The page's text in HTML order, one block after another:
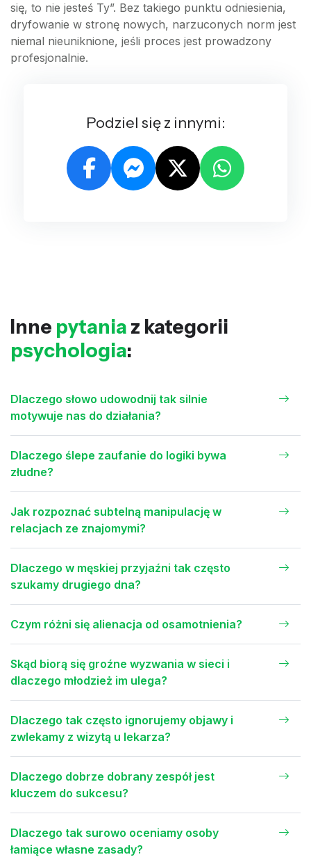
się, to nie jesteś Ty”. Bez takiego punktu odniesienia,
dryfowanie w stronę nowych, narzuconych norm jest
niemal nieuniknione, jeśli proces jest prowadzony
profesjonalnie.
Podziel się z innymi:
Inne pytania z kategorii
psychologia:
Dlaczego słowo udowodnij tak silnie
motywuje nas do działania?
Dlaczego ślepe zaufanie do logiki bywa
złudne?
Jak rozpoznać subtelną manipulację w
relacjach ze znajomymi?
Dlaczego w męskiej przyjaźni tak często
szukamy drugiego dna?
Czym różni się alienacja od osamotnienia?
Skąd biorą się groźne wyzwania w sieci i
dlaczego młodzież im ulega?
Dlaczego tak często ignorujemy objawy i
zwlekamy z wizytą u lekarza?
Dlaczego dobrze dobrany zespół jest
kluczem do sukcesu?
Dlaczego tak surowo oceniamy osoby
łamiące własne zasady?